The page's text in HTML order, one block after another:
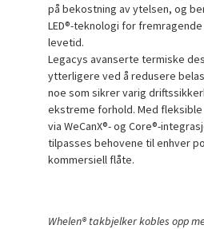
på bekostning av ytelsen, og
LED®-teknologi for
levetid.
Legacys avanserte termiske
ytterligere ved å redusere
noe som sikrer varig
ekstreme forhold. Med
via WeCanX®- og Core®-
tilpasses behovene til enhver
kommersiell flåte.
Whelen® takbjelker kobles opp